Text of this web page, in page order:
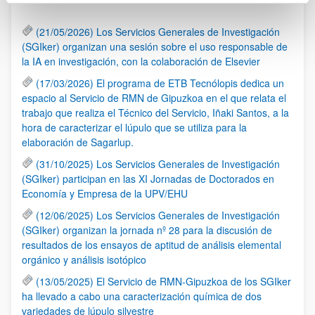
(21/05/2026) Los Servicios Generales de Investigación
(SGIker) organizan una sesión sobre el uso responsable de
la IA en investigación, con la colaboración de Elsevier
(17/03/2026) El programa de ETB Tecnólopis dedica un
espacio al Servicio de RMN de Gipuzkoa en el que relata el
trabajo que realiza el Técnico del Servicio, Iñaki Santos, a la
hora de caracterizar el lúpulo que se utiliza para la
elaboración de Sagarlup.
(31/10/2025) Los Servicios Generales de Investigación
(SGIker) participan en las XI Jornadas de Doctorados en
Economía y Empresa de la UPV/EHU
(12/06/2025) Los Servicios Generales de Investigación
(SGIker) organizan la jornada nº 28 para la discusión de
resultados de los ensayos de aptitud de análisis elemental
orgánico y análisis isotópico
(13/05/2025) El Servicio de RMN-Gipuzkoa de los SGIker
ha llevado a cabo una caracterización química de dos
variedades de lúpulo silvestre